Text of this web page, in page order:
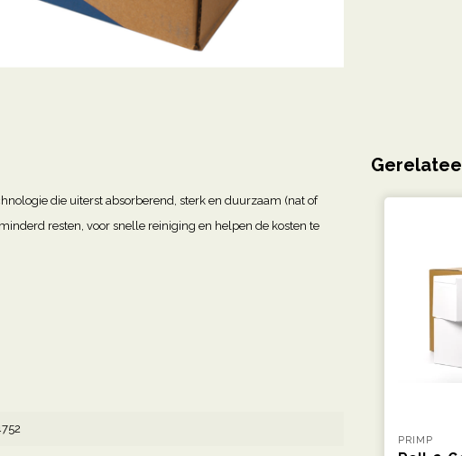
die uiterst absorberend, sterk en duurzaam (nat of
resten, voor snelle reiniging en helpen de kosten te
PRIMP